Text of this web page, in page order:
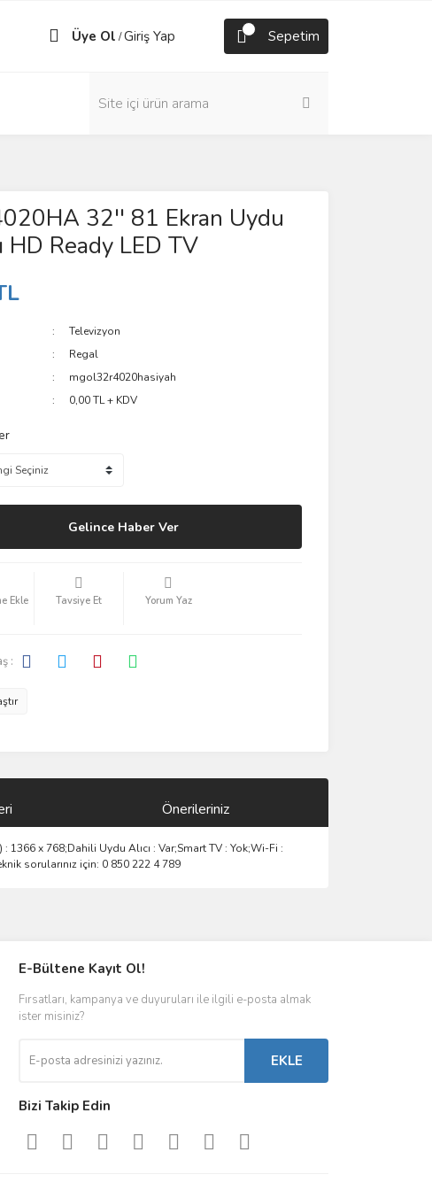
Üye Ol /Giriş Yap Sepetim
32'' 81 Ekran Uydu
HD Ready LED TV
Televizyon
Regal
mgol32r4020hasiyah
0,00 TL + KDV
Gelince Haber Ver
Tavsiye Et Yorum Yaz
:
Önerileriniz
x 768;Dahili Uydu Alıcı : Var;Smart TV : Yok;Wi-Fi :
sorularınız için: 0 850 222 4 789
E-Bültene Kayıt Ol!
Fırsatları, kampanya ve duyuruları ile ilgili e-posta almak
ister misiniz?
EKLE
Bizi Takip Edin